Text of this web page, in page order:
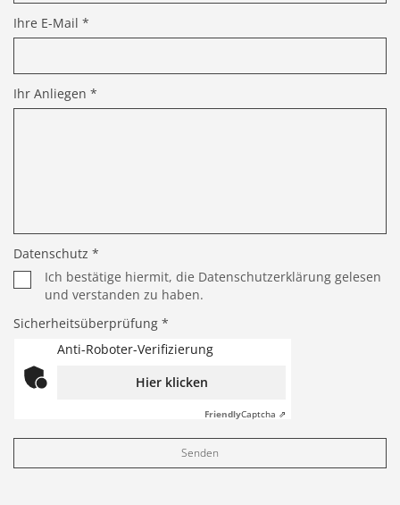
Ihre E-Mail *
Ihr Anliegen *
Datenschutz *
Ich bestätige hiermit, die Datenschutzerklärung gelesen
und verstanden zu haben.
Sicherheitsüberprüfung *
Anti-Roboter-Verifizierung
Hier klicken
FriendlyCaptcha ⇗